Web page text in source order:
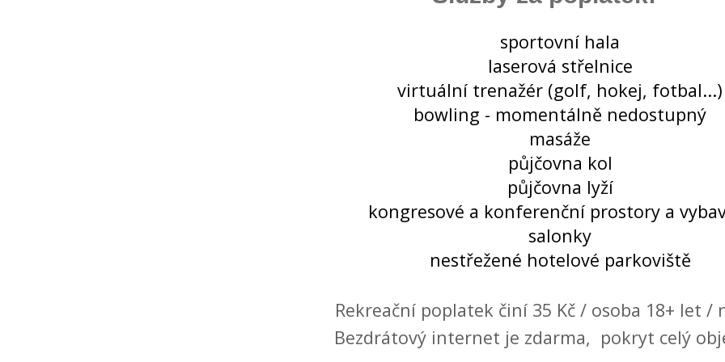
sportovní hala
laserová střelnice
virtuální trenažér (golf, hokej, fotbal...)
bowling - momentálně nedostupný
masáže
půjčovna kol
půjčovna lyží
kongresové a konferenční prostory a
salonky
nestřežené hotelové parkoviště
Rekreační poplatek činí 35 Kč / osoba 18+ let /
Bezdrátový internet je zdarma, pokryt celý